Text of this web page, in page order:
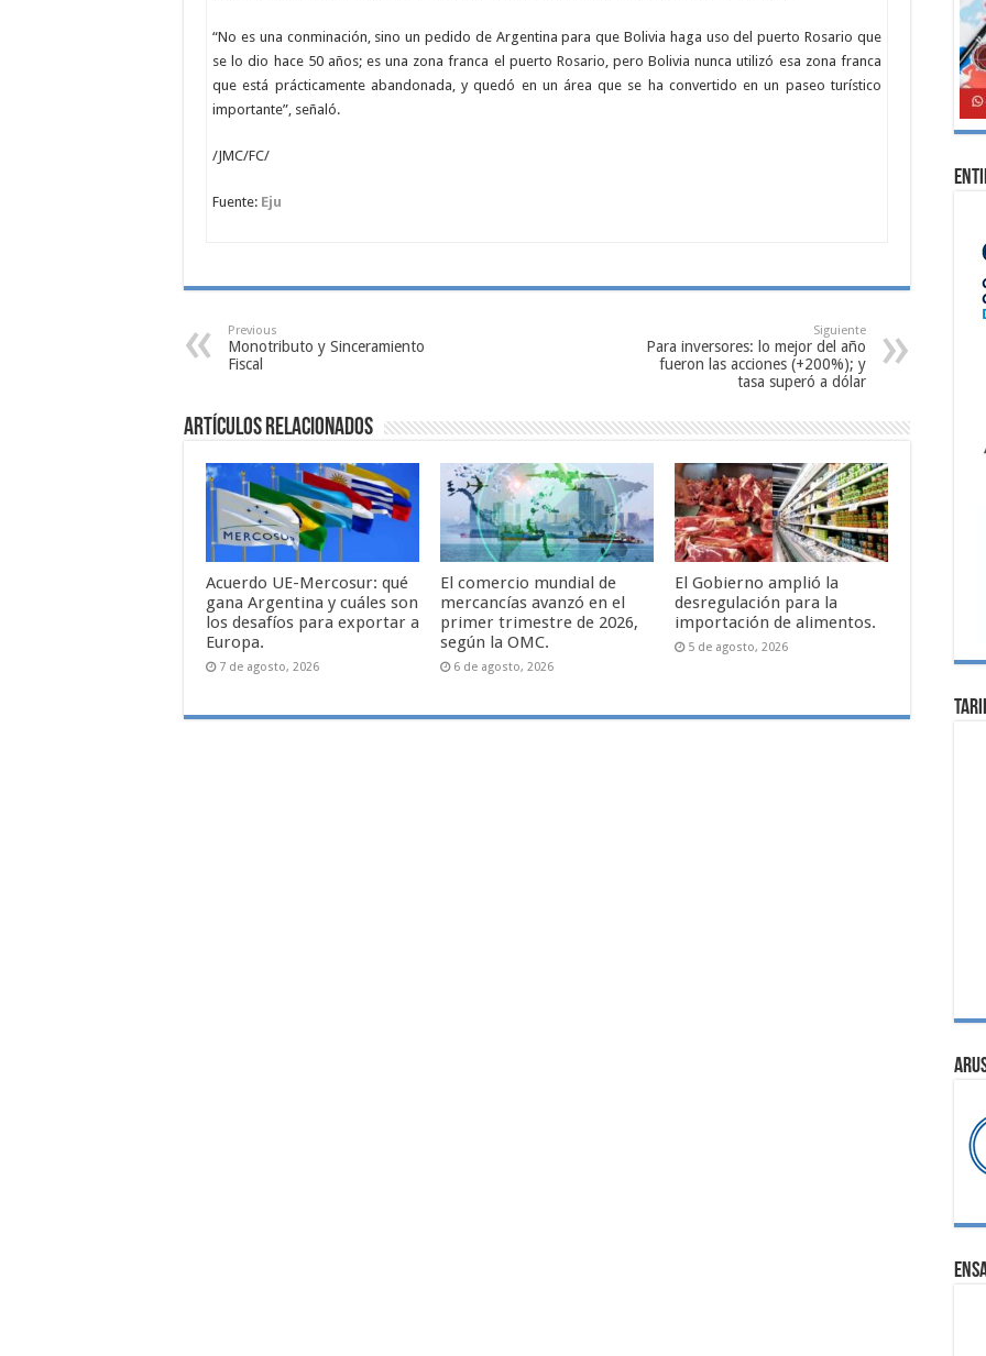
“No es una conminación, sino un pedido de Argentina para que Bolivia haga uso del puerto Rosario que
se lo dio hace 50 años; es una zona franca el puerto Rosario, pero Bolivia nunca utilizó esa zona franca
que está prácticamente abandonada, y quedó en un área que se ha convertido en un paseo turístico
importante”, señaló.
/JMC/FC/
Fuente: Eju
Previous
Monotributo y Sinceramiento
Fiscal
Siguiente
Para inversores: lo mejor del año
fueron las acciones (+200%); y
tasa superó a dólar
Artículos relacionados
Acuerdo UE-Mercosur: qué
gana Argentina y cuáles son
los desafíos para exportar a
Europa.
7 de agosto, 2026
El comercio mundial de
mercancías avanzó en el
primer trimestre de 2026,
según la OMC.
6 de agosto, 2026
El Gobierno amplió la
desregulación para la
importación de alimentos.
5 de agosto, 2026